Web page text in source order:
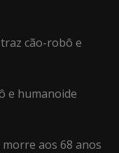
cão-robô e
e humanoide
aos 68 anos